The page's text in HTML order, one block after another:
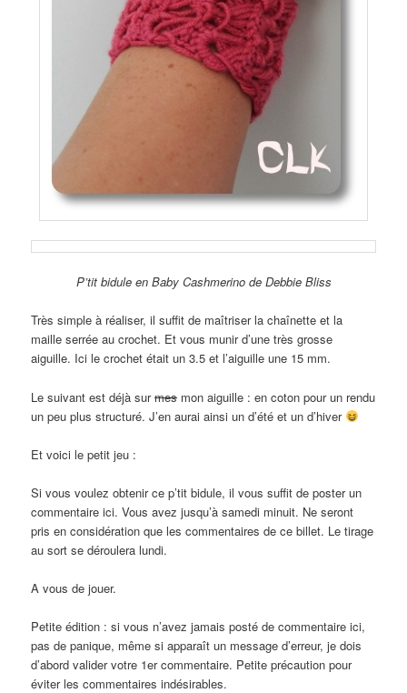
P’tit bidule en Baby Cashmerino de Debbie Bliss
Très simple à réaliser, il suffit de maîtriser la chaînette et la
maille serrée au crochet. Et vous munir d’une très grosse
aiguille. Ici le crochet était un 3.5 et l’aiguille une 15 mm.
Le suivant est déjà surmes mon aiguille : en coton pour un rendu
un peu plus structuré. J’en aurai ainsi un d’été et un d’hiver
Et voici le petit jeu :
Si vous voulez obtenir ce p’tit bidule, il vous suffit de poster un
commentaire ici. Vous avez jusqu’à samedi minuit. Ne seront
pris en considération que les commentaires de ce billet. Le tirage
au sort se déroulera lundi.
A vous de jouer.
Petite édition : si vous n’avez jamais posté de commentaire ici,
pas de panique, même si apparaît un message d’erreur, je dois
d’abord valider votre 1er commentaire. Petite précaution pour
éviter les commentaires indésirables.